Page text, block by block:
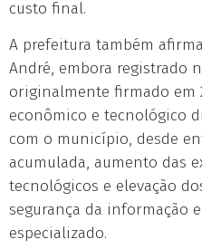
custo final.
A prefeitura também
André, embora registrado
originalmente firmado em
econômico e tecnológico
com o município, desde
acumulada, aumento das
tecnológicos e elevação
segurança da informação
especializado.